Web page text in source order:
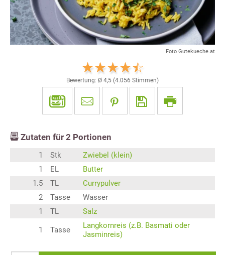
Foto Gutekueche.at
Bewertung: Ø 4,5 (4.056 Stimmen)
Zutaten für 2 Portionen
1 Stk
Zwiebel (klein)
1
EL
Butter
1.5
TL
Currypulver
2
Tasse
Wasser
1
TL Salz
1 Tasse
Langkornreis (z.B. Basmati oder
Jasminreis)